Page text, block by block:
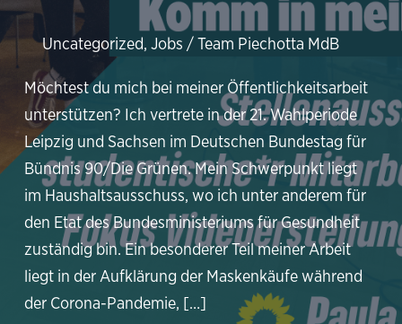
Uncategorized,Jobs /Team Piechotta MdB
Möchtest du mich bei meiner Öffentlichkeitsarbeit
unterstützen? Ich vertrete in der 21. Wahlperiode
Leipzig und Sachsen im Deutschen Bundestag für
Bündnis 90/Die Grünen. Mein Schwerpunkt liegt
im Haushaltsausschuss, wo ich unter anderem für
den Etat des Bundesministeriums für Gesundheit
zuständig bin. Ein besonderer Teil meiner Arbeit
liegt in der Aufklärung der Maskenkäufe während
der Corona-Pandemie, […]